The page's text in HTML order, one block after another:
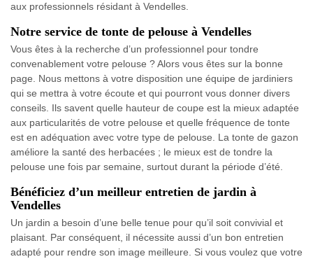
aux professionnels résidant à Vendelles.
Notre service de tonte de pelouse à Vendelles
Vous êtes à la recherche d’un professionnel pour tondre
convenablement votre pelouse ? Alors vous êtes sur la bonne
page. Nous mettons à votre disposition une équipe de jardiniers
qui se mettra à votre écoute et qui pourront vous donner divers
conseils. Ils savent quelle hauteur de coupe est la mieux adaptée
aux particularités de votre pelouse et quelle fréquence de tonte
est en adéquation avec votre type de pelouse. La tonte de gazon
améliore la santé des herbacées ; le mieux est de tondre la
pelouse une fois par semaine, surtout durant la période d’été.
Bénéficiez d’un meilleur entretien de jardin à
Vendelles
Un jardin a besoin d’une belle tenue pour qu’il soit convivial et
plaisant. Par conséquent, il nécessite aussi d’un bon entretien
adapté pour rendre son image meilleure. Si vous voulez que votre